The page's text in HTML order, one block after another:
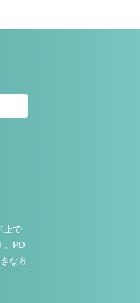
上で
。PD
な方